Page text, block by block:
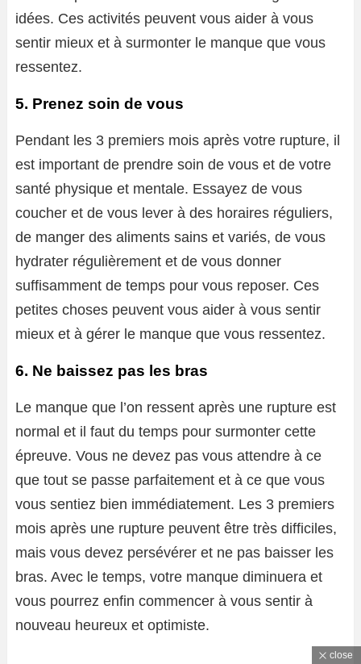
idées. Ces activités peuvent vous aider à vous
sentir mieux et à surmonter le manque que vous
ressentez.
5. Prenez soin de vous
Pendant les 3 premiers mois après votre rupture, il
est important de prendre soin de vous et de votre
santé physique et mentale. Essayez de vous
coucher et de vous lever à des horaires réguliers,
de manger des aliments sains et variés, de vous
hydrater régulièrement et de vous donner
suffisamment de temps pour vous reposer. Ces
petites choses peuvent vous aider à vous sentir
mieux et à gérer le manque que vous ressentez.
6. Ne baissez pas les bras
Le manque que l’on ressent après une rupture est
normal et il faut du temps pour surmonter cette
épreuve. Vous ne devez pas vous attendre à ce
que tout se passe parfaitement et à ce que vous
vous sentiez bien immédiatement. Les 3 premiers
mois après une rupture peuvent être très difficiles,
mais vous devez persévérer et ne pas baisser les
bras. Avec le temps, votre manque diminuera et
vous pourrez enfin commencer à vous sentir à
nouveau heureux et optimiste.
close